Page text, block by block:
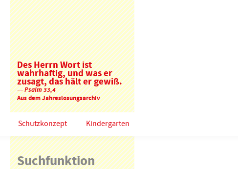
Des Herrn Wort ist
wahrhaftig, und was er
zusagt, das hält er gewiß.
–– Psalm 33,4
Aus dem Jahreslosungsarchiv
Schutzkonzept Kindergarten
Suchfunktion